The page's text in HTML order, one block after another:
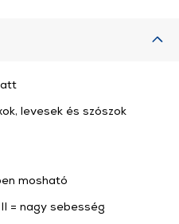
levesek és szószok
mosható
= nagy sebesség